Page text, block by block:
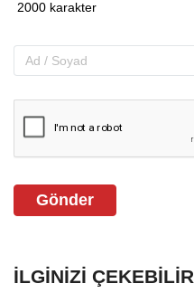
Gönder
İLGINIZI ÇEKEBILIR